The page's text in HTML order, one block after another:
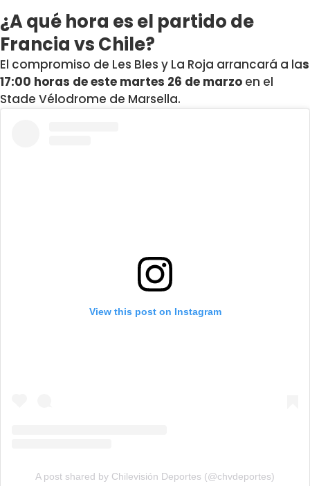
¿A qué hora es el partido de
Francia vs Chile?
El compromiso de Les Bles y La Roja arrancará a las
17:00 horas de este martes 26 de marzo en el
Stade Vélodrome de Marsella.
View this post on Instagram
A post shared by Chilevisión Deportes (@chvdeportes)